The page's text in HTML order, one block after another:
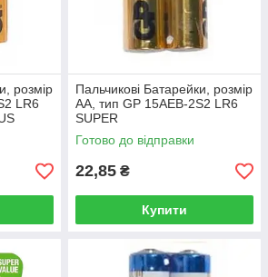
розмір
LR6
Пальчикові Батарейки, розмір
АА, тип GP 15АЕВ-2S2 LR6
SUPER
Готово до відправки
22,85 ₴
Купити